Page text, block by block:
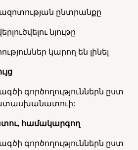
ընտրանքը
նյութը
կարող են լինել
գործողություններն ըստ
համակարգող
գործողություններն ըստ